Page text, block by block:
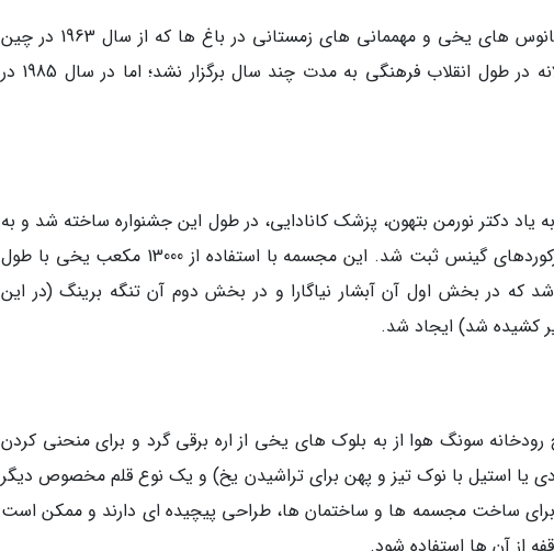
تاریخ شروع برگزاری این جشنواره به نمایش فانوس های یخی و مهممانی های زمستانی در باغ ها که از سال 1963 در چین
شروع شد، باز می شود. البته این رویداد سالانه در طول انقلاب فرهنگی به مدت چند سال برگزار نشد؛ اما در سال 1985 در
و به یاد دکتر نورمن بتهون، پزشک کانادایی، در طول این جشنواره ساخته شد و به
عنوان بزرگ ترین مجسمه یخی دنیا در کتاب رکوردهای گینس ثبت شد. این مجسمه با استفاده از 13000 مکعب یخی با طول
بخش ساخته شد که در بخش اول آن آبشار نیاگارا و در بخش دوم آن تنگه برینگ (در این
کشیده شد) ایجاد شد.
سونگ هوا از به بلوک های یخی از اره برقی گرد و برای منحنی کردن
یا استیل با نوک تیز و پهن برای تراشیدن یخ) و یک نوع قلم مخصوص دیگر
برای ساخت مجسمه ها و ساختمان ها، طراحی پیچیده ای دارند و ممکن است